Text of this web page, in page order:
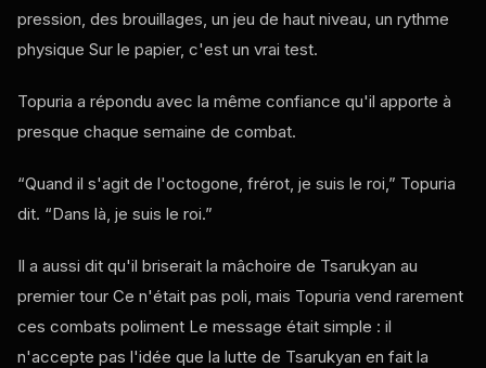
pression, des brouillages, un jeu de haut niveau, un rythme
physique Sur le papier, c'est un vrai test.
Topuria a répondu avec la même confiance qu'il apporte à
presque chaque semaine de combat.
“Quand il s'agit de l'octogone, frérot, je suis le roi,” Topuria
dit. “Dans là, je suis le roi.”
Il a aussi dit qu'il briserait la mâchoire de Tsarukyan au
premier tour Ce n'était pas poli, mais Topuria vend rarement
ces combats poliment Le message était simple : il
n'accepte pas l'idée que la lutte de Tsarukyan en fait la